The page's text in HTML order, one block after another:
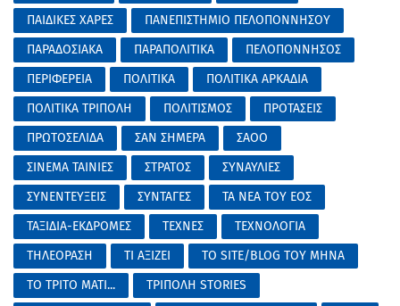
ΠΑΙΔΙΚΕΣ ΧΑΡΕΣ
ΠΑΝΕΠΙΣΤΗΜΙΟ ΠΕΛΟΠΟΝΝΗΣΟΥ
ΠΑΡΑΔΟΣΙΑΚΑ
ΠΑΡΑΠΟΛΙΤΙΚΑ
ΠΕΛΟΠΟΝΝΗΣΟΣ
ΠΕΡΙΦΕΡΕΙΑ
ΠΟΛΙΤΙΚΑ
ΠΟΛΙΤΙΚΑ ΑΡΚΑΔΙΑ
ΠΟΛΙΤΙΚΑ ΤΡΙΠΟΛΗ
ΠΟΛΙΤΙΣΜΟΣ
ΠΡΟΤΑΣΕΙΣ
ΠΡΩΤΟΣΕΛΙΔΑ
ΣΑΝ ΣΗΜΕΡΑ
ΣΑΟΟ
ΣΙΝΕΜΑ ΤΑΙΝΙΕΣ
ΣΤΡΑΤΟΣ
ΣΥΝΑΥΛΙΕΣ
ΣΥΝΕΝΤΕΥΞΕΙΣ
ΣΥΝΤΑΓΕΣ
ΤΑ ΝΕΑ ΤΟΥ ΕΟΣ
ΤΑΞΙΔΙΑ-ΕΚΔΡΟΜΕΣ
ΤΕΧΝΕΣ
ΤΕΧΝΟΛΟΓΙΑ
ΤΗΛΕΟΡΑΣΗ
ΤΙ ΑΞΙΖΕΙ
ΤΟ SITE/BLOG ΤΟΥ ΜΗΝΑ
ΤΟ ΤΡΙΤΟ ΜΑΤΙ...
ΤΡΙΠΟΛΗ STORIES